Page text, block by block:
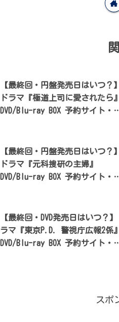
【最終回・円盤発売日はいつ？】
ドラマ『極道上司に愛されたら』
DVD/Blu-ray BOX 予約サイト・
【最終回・円盤発売日はいつ？】
ドラマ『元科捜研の主婦』
DVD/Blu-ray BOX 予約サイト・
【最終回・DVD発売日はいつ？】
ラマ『東京P.D. 警視庁広報2係』
DVD/Blu-ray BOX 予約サイト・
スポ